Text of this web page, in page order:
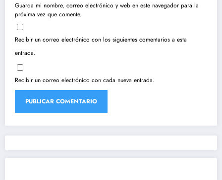
Guarda mi nombre, correo electrónico y web en este navegador para la
próxima vez que comente.
Recibir un correo electrónico con los siguientes comentarios a esta
entrada.
Recibir un correo electrónico con cada nueva entrada.